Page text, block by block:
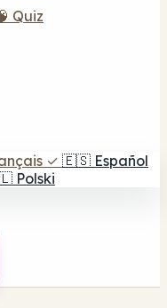
Quiz
✓ 🇪🇸 Español
Polski